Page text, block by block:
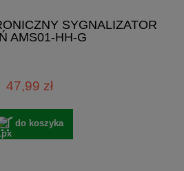
SYGNALIZATOR
AMS01-HH-G
47,99 zł
do koszyka